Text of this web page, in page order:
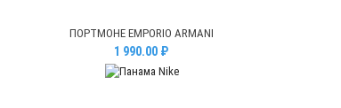
ПОРТМОНЕ EMPORIO ARMANI
1 990.00 ₽